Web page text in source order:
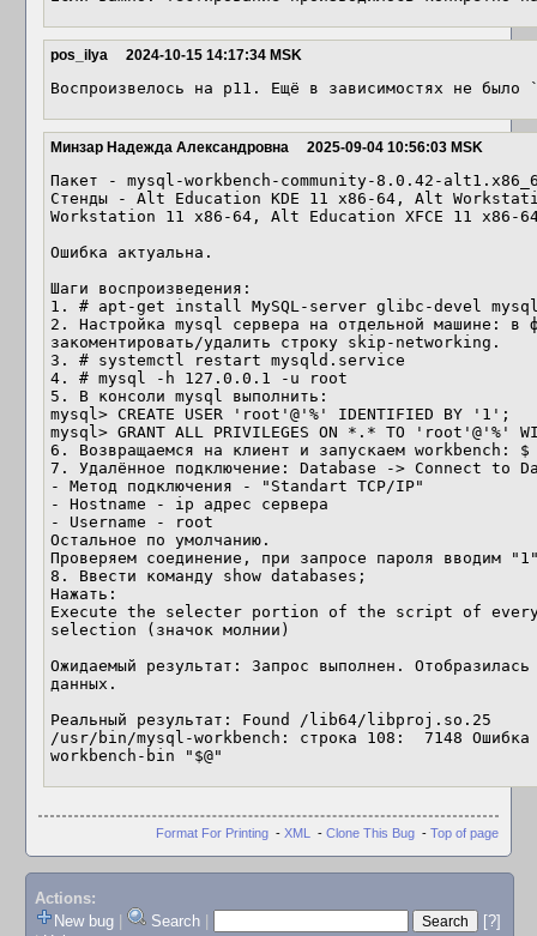
pos_ilya 2024-10-15 14:17:34 MSK
Воспроизвелось на p11. Ещё в зависимостях не
Минзар Надежда Александровна 2025-09-04 10:56:03 MSK
Пакет - mysql-workbench-community-8.0.42-
Стенды - Alt Education KDE 11 x86-64, Alt
Workstation 11 x86-64, Alt Education XFCE 11 x86-
Ошибка актуальна.
Шаги воспроизведения:
1. # apt-get install MySQL-server glibc-devel mysql-
2. Настройка mysql сервера на отдельной машине:
закоментировать/удалить строку skip-networking.
3. # systemctl restart mysqld.service
4. # mysql -h 127.0.0.1 -u root
5. В консоли mysql выполнить:
mysql> CREATE USER 'root'@'%' IDENTIFIED BY '1';
mysql> GRANT ALL PRIVILEGES ON *.* TO 'root'@'%'
6. Возвращаемся на клиент и запускаем workbench: $
7. Удалённое подключение: Database -> Connect to
- Метод подключения - "Standart TCP/IP"
- Hostname - ip адрес сервера
- Username - root
Остальное по умолчанию.
Проверяем соединение, при запросе пароля вводим
8. Ввести команду show databases;
Нажать:
Execute the selecter portion of the script of
selection (значок молнии)
Ожидаемый результат: Запрос выполнен.
данных.
Реальный результат: Found /lib64/libproj.so.25
/usr/bin/mysql-workbench: строка 108:  7148 Ошибка
workbench-bin "$@"
Format For Printing - XML - Clone This Bug - Top of page
Actions:
New bug
Search
[?]